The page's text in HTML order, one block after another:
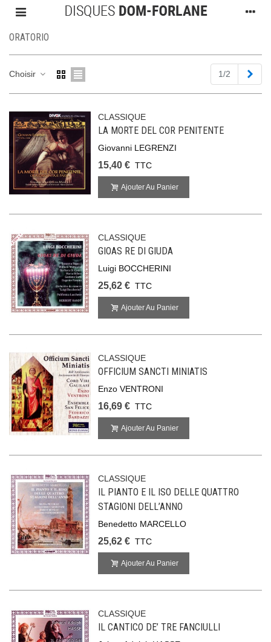
ORATORIO
Choisir 1/2
CLASSIQUE
LA MORTE DEL COR PENITENTE
Giovanni LEGRENZI
15,40 € TTC
Ajouter Au Panier
CLASSIQUE
GIOAS RE DI GIUDA
Luigi BOCCHERINI
25,62 € TTC
Ajouter Au Panier
CLASSIQUE
OFFICIUM SANCTI MINIATIS
Enzo VENTRONI
16,69 € TTC
Ajouter Au Panier
CLASSIQUE
IL PIANTO E IL ISO DELLE QUATTRO
STAGIONI DELL’ANNO
Benedetto MARCELLO
25,62 € TTC
Ajouter Au Panier
CLASSIQUE
IL CANTICO DE’ TRE FANCIULLI